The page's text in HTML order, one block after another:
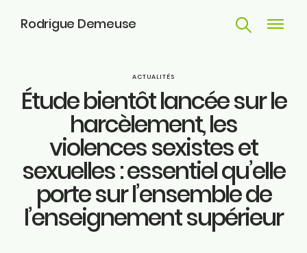
Rodrigue Demeuse
Parcours
Engagements
Actualités
Huy
Contact
ACTUALITÉS
Étude bientôt lancée sur le
harcèlement, les
violences sexistes et
sexuelles : essentiel qu’elle
porte sur l’ensemble de
l’enseignement supérieur